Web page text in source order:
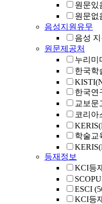
원문있
원문없
음성지원유무
음성 지
원문제공처
누리미
한국학
한국연
교보문
코리아
학술교
등재정보
KCI등
ESCI
KCI등